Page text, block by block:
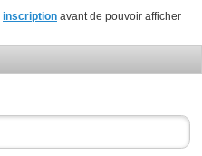
inscription avant de pouvoir afficher